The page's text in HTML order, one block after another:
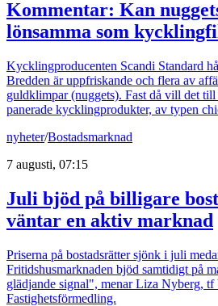
Kommentar: Kan
lönsamma som
Kycklingproducenten Scandi Standard
Bredden är uppfriskande och flera av
guldklimpar (nuggets). Fast då vill det till
panerade kycklingprodukter, av typen
nyheter/Bostadsmarknad
7 augusti, 07:15
Juli bjöd på billigare
väntar en aktiv marknad
Priserna på bostadsrätter sjönk i juli
Fritidshusmarknaden bjöd samtidigt på
glädjande signal", menar Liza Nyberg,
Fastighetsförmedling.